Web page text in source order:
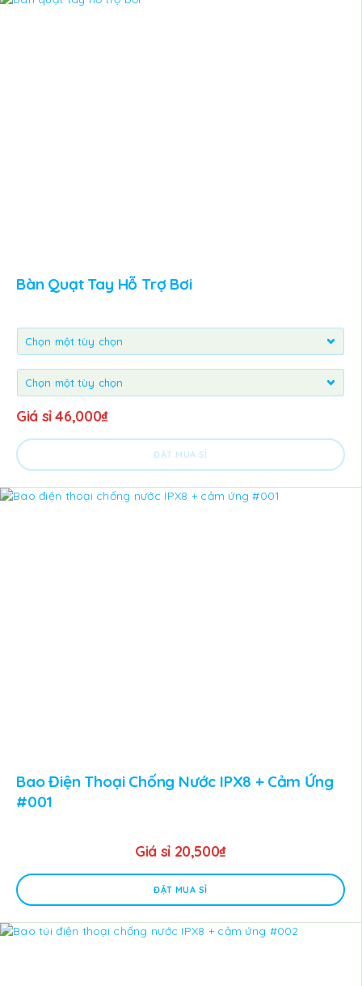
Bàn Quạt Tay Hỗ Trợ Bơi
Giá sỉ 46,000₫
ĐẶT MUA SỈ
Bao Điện Thoại Chống Nước IPX8 + Cảm Ứng
#001
Giá sỉ 20,500₫
ĐẶT MUA SỈ